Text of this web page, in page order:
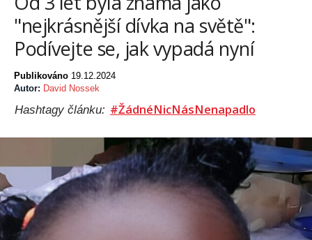
"nejkrásnější dívka na světě":
Podívejte se, jak vypadá nyní
Publikováno 19.12.2024
Autor: David Nossek
Hashtagy článku: #ŽádnéNicNásNenapadlo